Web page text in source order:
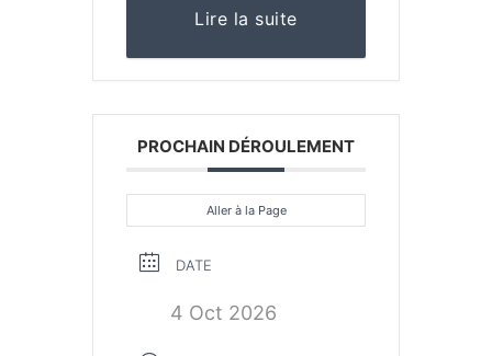
Lire la suite
PROCHAIN DÉROULEMENT
Aller à la Page
DATE
4 Oct 2026